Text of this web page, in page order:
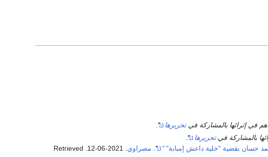
في إثرائها بالمشاركة فيتحريرها
.
بالمشاركة فيتحريرها
.
بقضية "خلية داعش إمبابة" "
. مصراوي. 2021-06-12
. Retrieved